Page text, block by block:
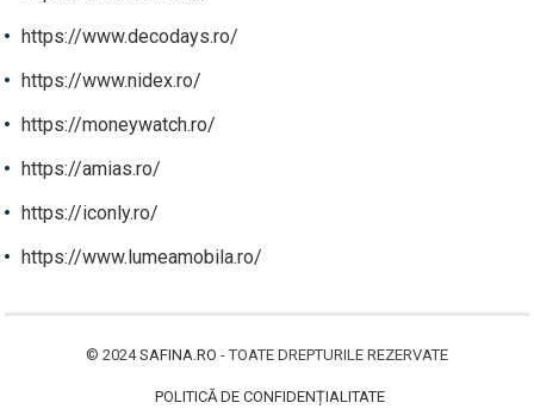
https://www.decodays.ro/
https://www.nidex.ro/
https://moneywatch.ro/
https://amias.ro/
https://iconly.ro/
https://www.lumeamobila.ro/
© 2024SAFINA.RO - TOATE DREPTURILE REZERVATE
POLITICĂ DE CONFIDENȚIALITATE